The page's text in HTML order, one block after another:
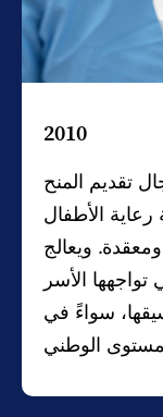
2010
تقديم المنح
الأطفال
ويعالج
الأسر
سواءً في